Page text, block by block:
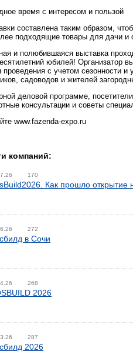
время с интересом и пользой
составлена таким образом,
подходящие товары для дачи и
и полюбившаяся выставка
юбилей!
проведения с учетом сезонности
садоводов и жителей
деловой программе,
консультации и советы
www.fazenda-expo.ru
компаний:
170
Как прошло открытие
272
в Сочи
268
2026
287
2026